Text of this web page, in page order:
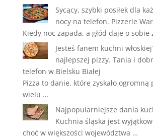
Sycący, szybki posiłek dla
nocy na telefon. Pizzerie
Kiedy noc zapada, a głód daje o sobie
Jesteś fanem kuchni
najlepszej pizzy. Tania i
telefon w Bielsku Białej
Pizza to danie, które zyskało
wielu …
Najpopularniejsze dania
Kuchnia śląska jest
choć w większości województwa …